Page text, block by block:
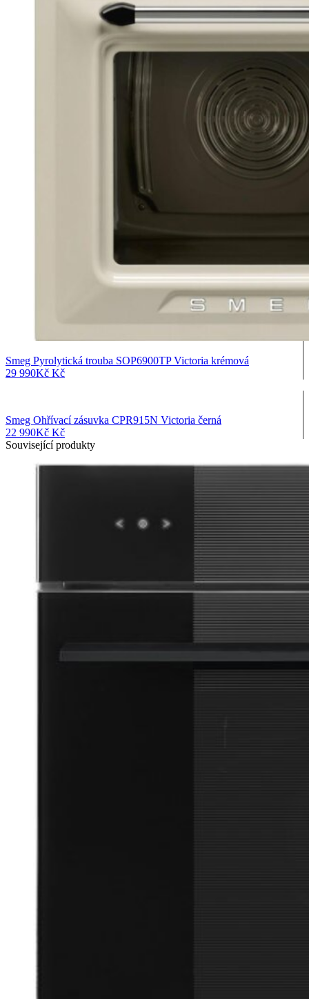
Smeg Pyrolytická trouba SOP6900TP Victoria krémová
29 990Kč Kč
Smeg Ohřívací zásuvka CPR915N Victoria černá
22 990Kč Kč
Související produkty